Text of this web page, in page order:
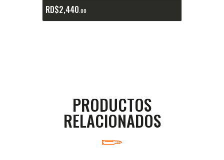
RD$2,440 00
PRODUCTOS
RELACIONADOS